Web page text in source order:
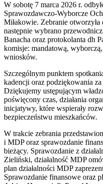
W sobotę 7 marca 2026 r.
Sprawozdawczo-Wyborcze
Miłakowie. Zebranie
następnie wybrano
Banacha oraz protokolanta dh
komisje: mandatową,
wniosków.
Szczególnym punktem
kadencji oraz podziękowania
Dziękujemy ustępującym
poświęcony czas, działania
inicjatywy, które wspierały
bezpieczeństwu mieszkańców.
W trakcie zebrania
i MDP oraz sprawozdanie
bieżący. Sprawozdanie z
Zieliński, działalność MDP
plan działalności MDP
Sprawozdanie finansowe oraz